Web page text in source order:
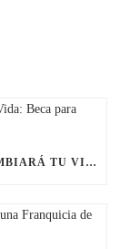
LA OPORTUNIDAD NAVIDEÑA QUE CAMBIARÁ TU VIDA: BECA PARA FRANQUICIAS